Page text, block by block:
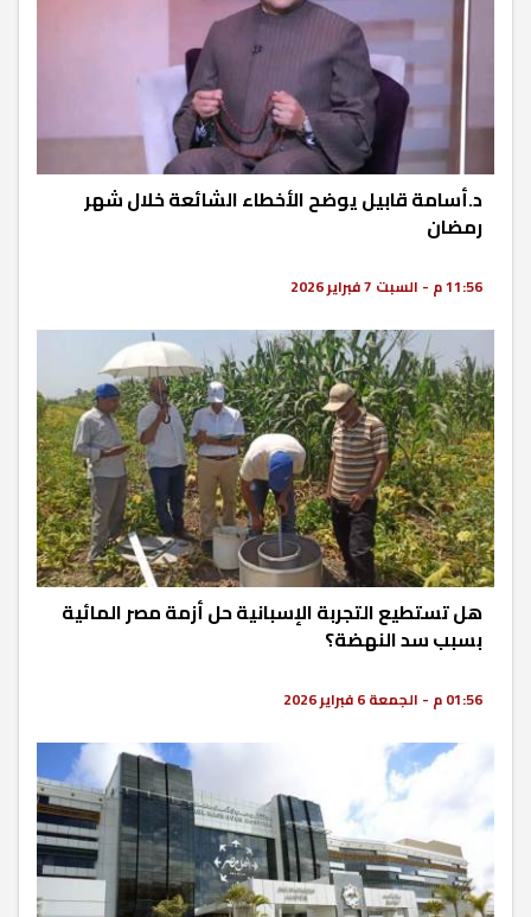
د.أسامة قابيل يوضح الأخطاء الشائعة خلال شهر
رمضان
11:56 م - السبت 7 فبراير 2026
هل تستطيع التجربة الإسبانية حل أزمة مصر المائية
بسبب سد النهضة؟
01:56 م - الجمعة 6 فبراير 2026